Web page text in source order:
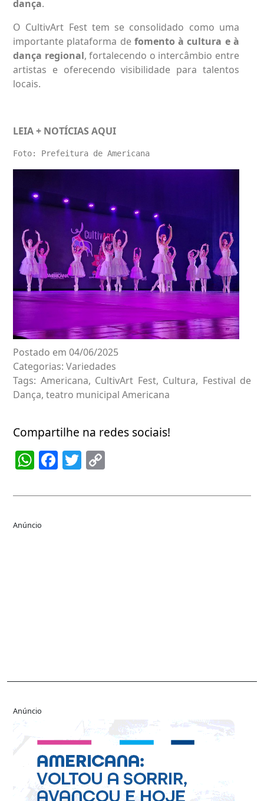
dança.
O CultivArt Fest tem se consolidado como uma
importante plataforma de fomento à cultura e à
dança regional, fortalecendo o intercâmbio entre
artistas e oferecendo visibilidade para talentos
locais.
LEIA + NOTÍCIAS AQUI
Foto: Prefeitura de Americana
Postado em 04/06/2025
Categorias: Variedades
Tags: Americana, CultivArt Fest, Cultura, Festival de
Dança, teatro municipal Americana
Compartilhe na redes sociais!
WhatsApp
Facebook
Twitter
Anúncio
Anúncio